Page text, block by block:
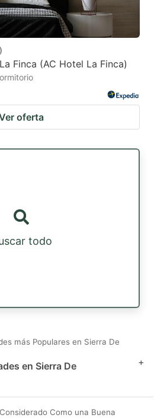
)
Finca (AC Hotel La Finca)
oferta
todo
más Populares en Sierra De
en Sierra De
+
Como una Buena